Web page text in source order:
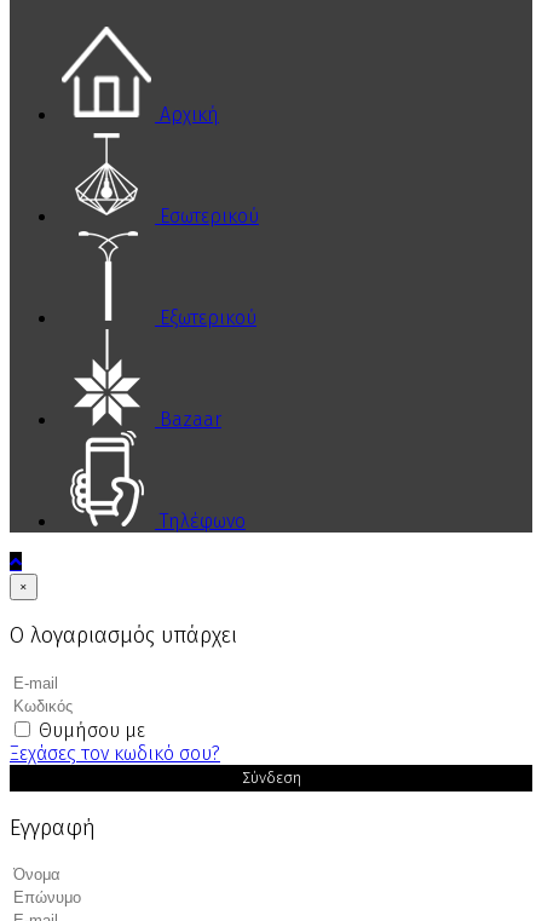
Αρχική
Εσωτερικού
Εξωτερικού
Bazaar
Τηλέφωνο
×
Ο λογαριασμός υπάρχει
Θυμήσου με
Ξεχάσες τον κωδικό σου?
Σύνδεση
Εγγραφή